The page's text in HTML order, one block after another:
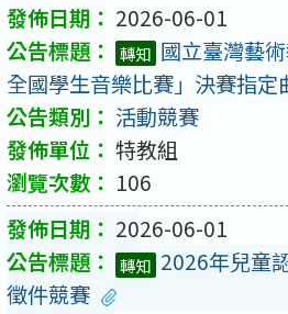
2026-06-01
轉知 國立臺灣藝
全國學生音樂比賽」決賽指定
活動競賽
特教組
106
2026-06-01
轉知 2026年兒童
徵件競賽